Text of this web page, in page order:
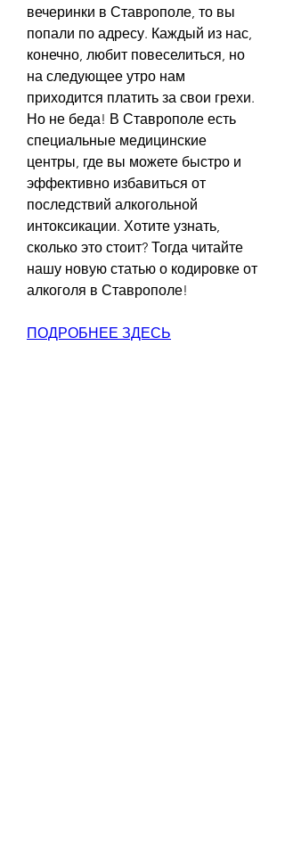
вечеринки в Ставрополе, то вы
попали по адресу. Каждый из нас,
конечно, любит повеселиться, но
на следующее утро нам
приходится платить за свои грехи.
Но не беда! В Ставрополе есть
специальные медицинские
центры, где вы можете быстро и
эффективно избавиться от
последствий алкогольной
интоксикации. Хотите узнать,
сколько это стоит? Тогда читайте
нашу новую статью о кодировке от
алкоголя в Ставрополе!
ПОДРОБНЕЕ ЗДЕСЬ